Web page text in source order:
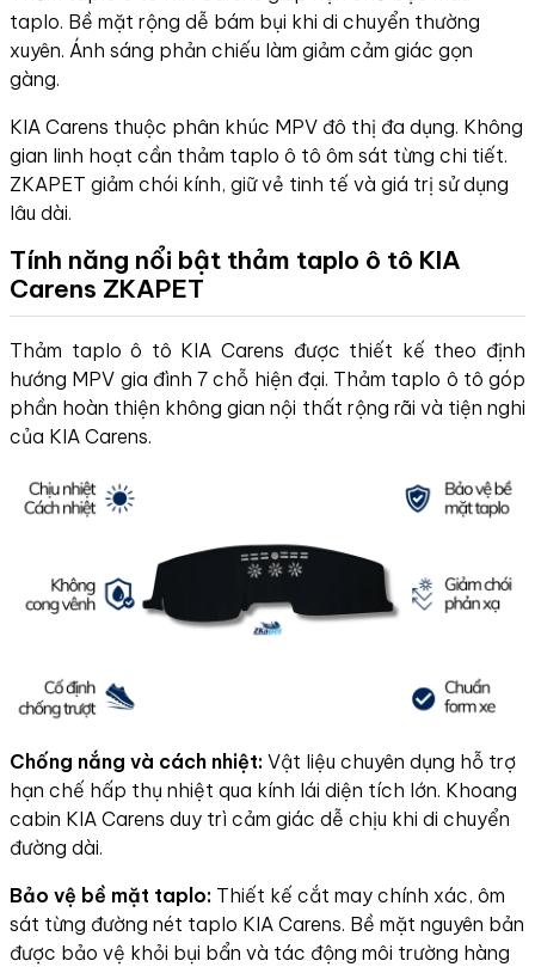
taplo. Bề mặt rộng dễ bám bụi khi di chuyển thường
xuyên. Ánh sáng phản chiếu làm giảm cảm giác gọn
gàng.
KIA Carens thuộc phân khúc MPV đô thị đa dụng. Không
gian linh hoạt cần thảm taplo ô tô ôm sát từng chi tiết.
ZKAPET giảm chói kính, giữ vẻ tinh tế và giá trị sử dụng
lâu dài.
Tính năng nổi bật thảm taplo ô tô KIA
Carens ZKAPET
Thảm taplo ô tô KIA Carens được thiết kế theo định
hướng MPV gia đình 7 chỗ hiện đại. Thảm taplo ô tô góp
phần hoàn thiện không gian nội thất rộng rãi và tiện nghi
của KIA Carens.
Chống nắng và cách nhiệt: Vật liệu chuyên dụng hỗ trợ
hạn chế hấp thụ nhiệt qua kính lái diện tích lớn. Khoang
cabin KIA Carens duy trì cảm giác dễ chịu khi di chuyển
đường dài.
Bảo vệ bề mặt taplo: Thiết kế cắt may chính xác, ôm
sát từng đường nét taplo KIA Carens. Bề mặt nguyên bản
được bảo vệ khỏi bụi bẩn và tác động môi trường hàng